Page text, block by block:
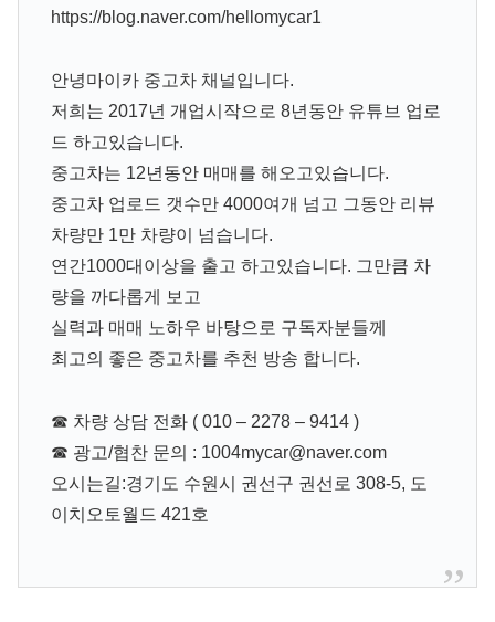
https://blog.naver.com/hellomycar1
안녕마이카 중고차 채널입니다.
저희는 2017년 개업시작으로 8년동안 유튜브 업로
드 하고있습니다.
중고차는 12년동안 매매를 해오고있습니다.
중고차 업로드 갯수만 4000여개 넘고 그동안 리뷰
차량만 1만 차량이 넘습니다.
연간1000대이상을 출고 하고있습니다. 그만큼 차
량을 까다롭게 보고
실력과 매매 노하우 바탕으로 구독자분들께
최고의 좋은 중고차를 추천 방송 합니다.
☎ 차량 상담 전화 ( 010 – 2278 – 9414 )
☎ 광고/협찬 문의 : 1004mycar@naver.com
오시는길:경기도 수원시 권선구 권선로 308-5, 도
이치오토월드 421호